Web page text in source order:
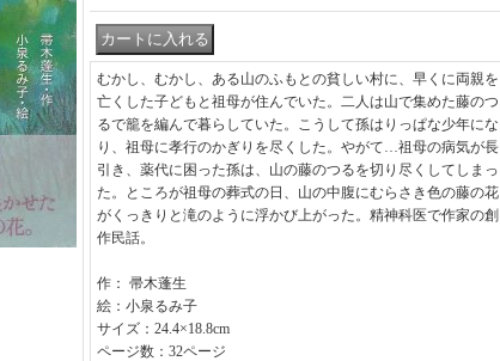
むかし、むかし、ある山のふもとの貧しい村に、早くに両親を
亡くした子どもと祖母が住んでいた。二人は山で集めた藤のつ
るで籠を編んで暮らしていた。こうして孫はりっぱな少年にな
り、祖母に孝行のかぎりを尽くした。やがて…祖母の病気が長
引き、薬代に困った孫は、山の藤のつるを切り尽くしてしまっ
た。ところが祖母の葬式の日、山の中腹にむらさき色の藤の花
がくっきりと滝のように浮かび上がった。精神科医で作家の創
作民話。
作： 帚木蓬生
絵：小泉るみ子
サイズ：24.4×18.8cm
ページ数：32ページ